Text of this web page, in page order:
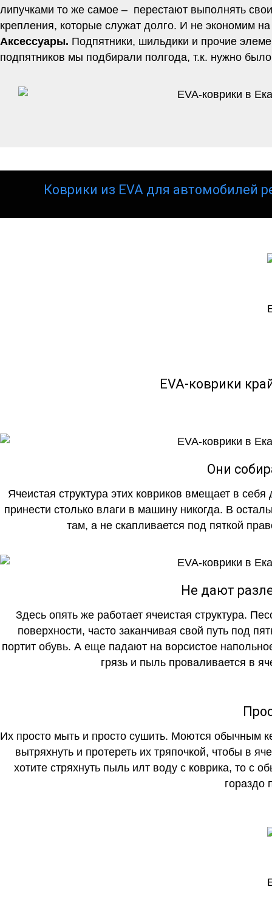
липучками то же самое – перестают выполнять
крепления, которые служат долго. И не экономим на
Аксессуары. Подпятники, шильдики и прочие
подпятников мы подбирали полгода, т.к. нужно
Коврики из EVA для автомобилей
EVA-коврики
Они
Ячеистая структура этих ковриков вмещает в
принести столько влаги в машину никогда. В
там, а не скапливается под пяткой
Не дают
Здесь опять же работает ячеистая структура.
поверхности, часто заканчивая свой путь под
портит обувь. А еще падают на ворсистое
грязь и пыль проваливается в
Их просто мыть и просто сушить. Моются обычным
вытряхнуть и протереть их тряпочкой, чтобы в
хотите стряхнуть пыль илт воду с коврика, то с
гораздо